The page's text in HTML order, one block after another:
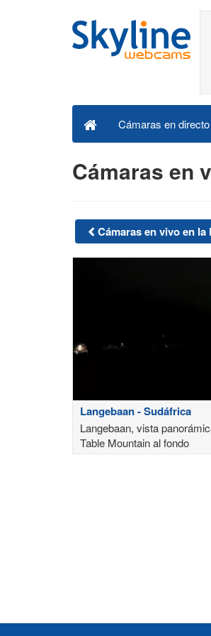
Cámaras en directo
Cámaras en
Cámaras en vivo en
Langebaan - Sudáfrica
Langebaan, vista
Table Mountain al fondo